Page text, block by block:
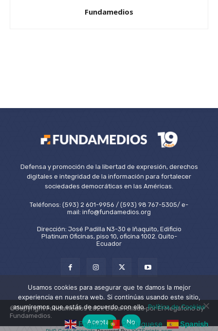
Fundamedios
Defensa y promoción de la libertad de expresión, derechos
digitales e integridad de la información para fortalecer
sociedades democráticas en las Américas.
Teléfonos: (593) 2 601-9956 / (593) 98 767-5305/ e-
mail: info@fundamedios.org
Dirección: José Padilla N3-30 e Iñaquito, Edificio
Platinum Oficinas, piso 10, oficina 1002. Quito-
Ecuador
©Copyright Fundamedios 2021. Desarrollado por El Megáfono by
Fundamedios.
English Portuguese Spanish
Usamos cookies para asegurar que te damos la mejor
experiencia en nuestra web. Si continúas usando este sitio,
asumiremos que estás de acuerdo con ello.Política de Cookies
Aceptar
No